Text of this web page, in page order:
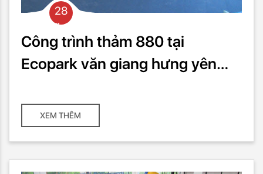
28
Th03
Công trình thảm 880 tại
Ecopark văn giang hưng yên
XEM THÊM